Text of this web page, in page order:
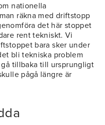
nationella
räkna med driftstopp
det här stoppet
rent tekniskt. Vi
bara sker under
bli tekniska problem
tillbaka till ursprungligt
pågå längre är